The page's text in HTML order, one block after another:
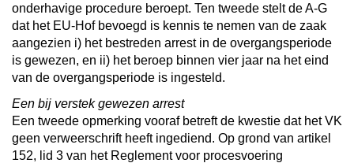
onderhavige procedure beroept. Ten tweede stelt de A-G
dat het EU-Hof bevoegd is kennis te nemen van de zaak
aangezien i) het bestreden arrest in de overgangsperiode
is gewezen, en ii) het beroep binnen vier jaar na het eind
van de overgangsperiode is ingesteld.
Een bij verstek gewezen arrest
Een tweede opmerking vooraf betreft de kwestie dat het VK
geen verweerschrift heeft ingediend. Op grond van artikel
152, lid 3 van het Reglement voor procesvoering